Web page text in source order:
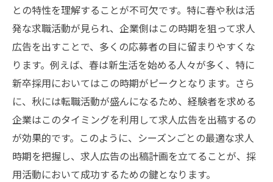
年度初めの求人広告で応募者数を増やす方
法
新卒採用のピークに合わせた広告展開
年度初めの人材育成プランの策定
求人広告と採用時期の最適化で人材獲得を加速
採用時期の最適化がもたらす組織への影響
スピーディーな採用を実現する広告戦略
求人広告のタイミング調整で採用コストを
削減
との特性を理解することが不可欠です。特に春や秋は活
発な求職活動が見られ、企業側はこの時期を狙って求人
広告を出すことで、多くの応募者の目に留まりやすくな
ります。例えば、春は新生活を始める人々が多く、特に
新卒採用においてはこの時期がピークとなります。さら
に、秋には転職活動が盛んになるため、経験者を求める
企業はこのタイミングを利用して求人広告を出稿するの
が効果的です。このように、シーズンごとの最適な求人
時期を把握し、求人広告の出稿計画を立てることが、採
用活動において成功するための鍵となります。